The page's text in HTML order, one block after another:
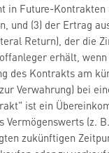
in Future-Kontrakten
und (3) der Ertrag
Return), der die
erhält,
des Kontrakts am
Verwahrung) bei
ist ein
Vermögenswerts (z.
zukünftigen